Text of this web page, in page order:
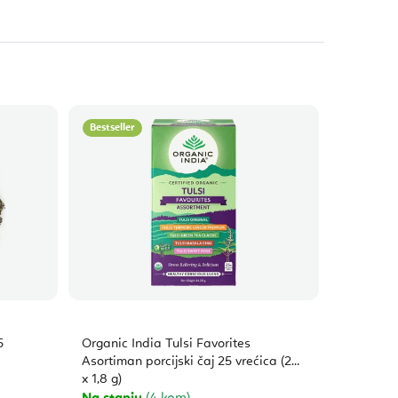
Bestseller
Organic India Tulsi Favorites
Asortiman porcijski čaj 25 vrećica (25
x 1,8 g)